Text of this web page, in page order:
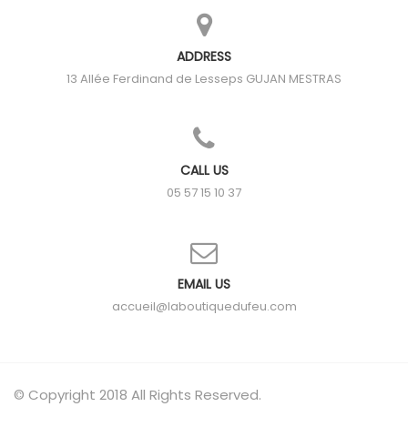
ADDRESS
13 Allée Ferdinand de Lesseps GUJAN MESTRAS
CALL US
05 57 15 10 37
EMAIL US
accueil@laboutiquedufeu.com
© Copyright 2018 All Rights Reserved.